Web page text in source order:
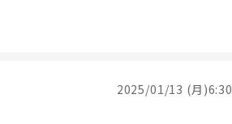
2025/01/13 (月)6:30